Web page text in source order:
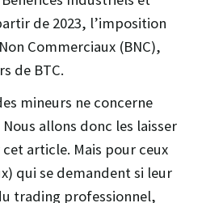
de 2023, l’imposition
Commerciaux (BNC),
de BTC.
mineurs ne concerne
allons donc les laisser
article. Mais pour ceux
qui se demandent si leur
trading professionnel,